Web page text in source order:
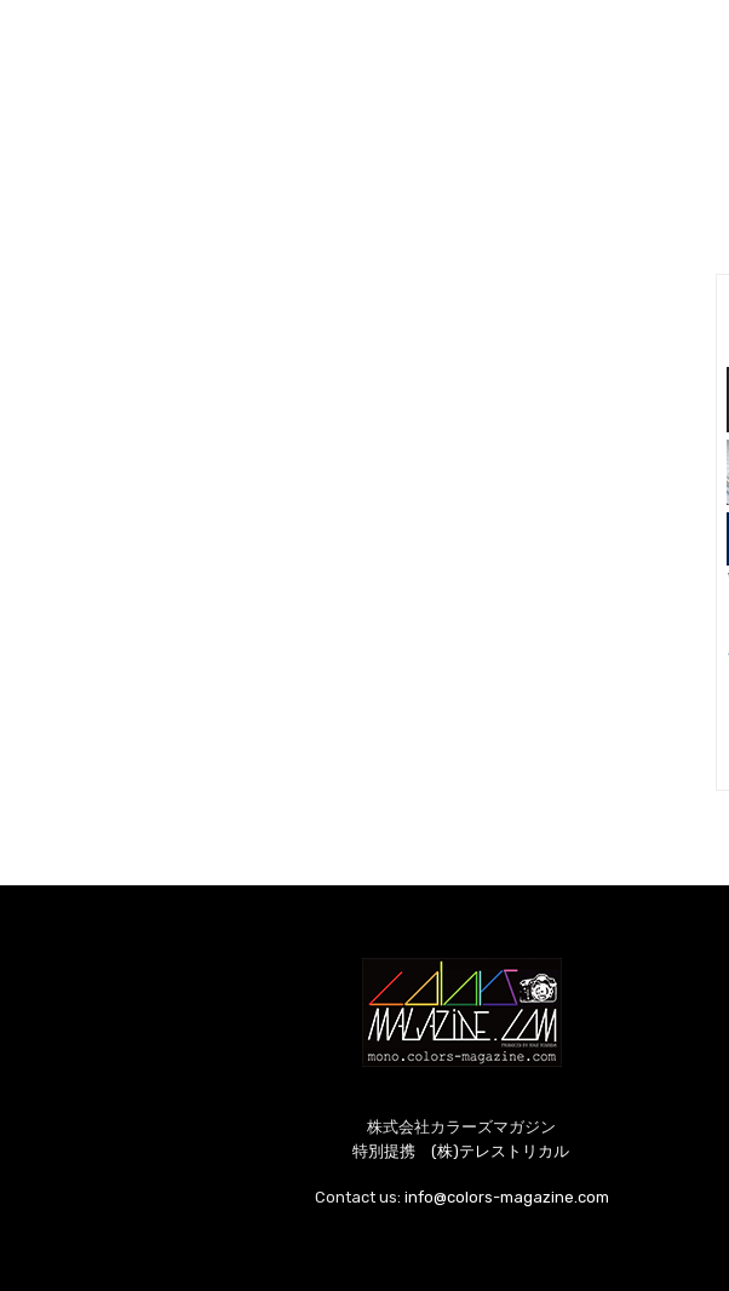
株式会社カラーズマガジン
特別提携 (株)テレストリカル
Contact us: info@colors-magazine.com